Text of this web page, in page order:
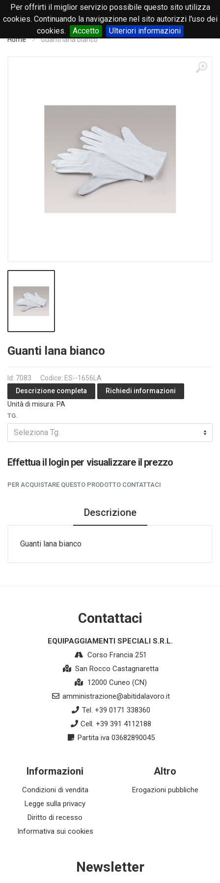
Per offrirti il miglior servizio possibile questo sito utilizza
cookies. Continuando la navigazione nel sito autorizzi l'uso dei
cookies.
Accetto Ulteriori informazioni
0
Home Guanti lana bianco
Guanti lana bianco
Id: 7083
Codice: ES--1656LA
Descrizione completa
Richiedi informazioni
Unità di misura: PA
TG.
Seleziona Tg.
Effettua il login per visualizzare il prezzo
PER ACQUISTARE QUESTO PRODOTTO CONTATTACI
Descrizione
Guanti lana bianco
Contattaci
EQUIPAGGIAMENTI SPECIALI S.R.L.
Corso Francia 251
San Rocco Castagnaretta
12000 Cuneo (CN)
amministrazione@abitidalavoro.it
Tel. +39 0171 338360
Cell. +39 391 4112188
Partita iva 03682890045
Informazioni
Condizioni di vendita
Legge sulla privacy
Diritto di recesso
Informativa sui cookies
Altro
Erogazioni pubbliche
Newsletter